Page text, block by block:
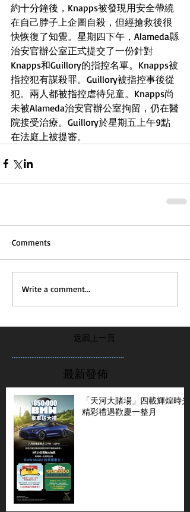
約十分鐘後，Knapps被發現用安全帶繞
在自己脖子上企圖自殺，但經搶救後很
快恢復了知覺。星期四下午，Alameda縣
治安官辦公室正式提交了一份針對
Knapps和Guillory的指控名單。Knapps被
指控犯有謀殺罪。Guillory被指控事後從
犯。兩人都被指控虐待兒童。Knapps尚
未被Alameda治安官辦公室拘留，仍在醫
院接受治療。Guillory於星期五上午9點
在法庭上被提審。
Comments
Write a comment...
返回上一頁
...............................................................
最新發佈
「天河大賭場」四載輝煌時光
精彩禮遇歡慶一整月